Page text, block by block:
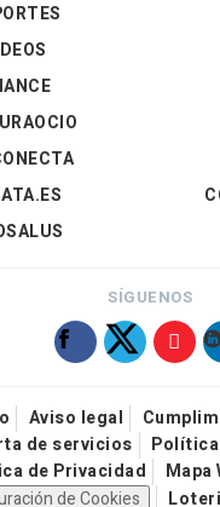
SÍGUENOS
Aviso legal
de servicios
de Privacidad
Mapa
de Cookies